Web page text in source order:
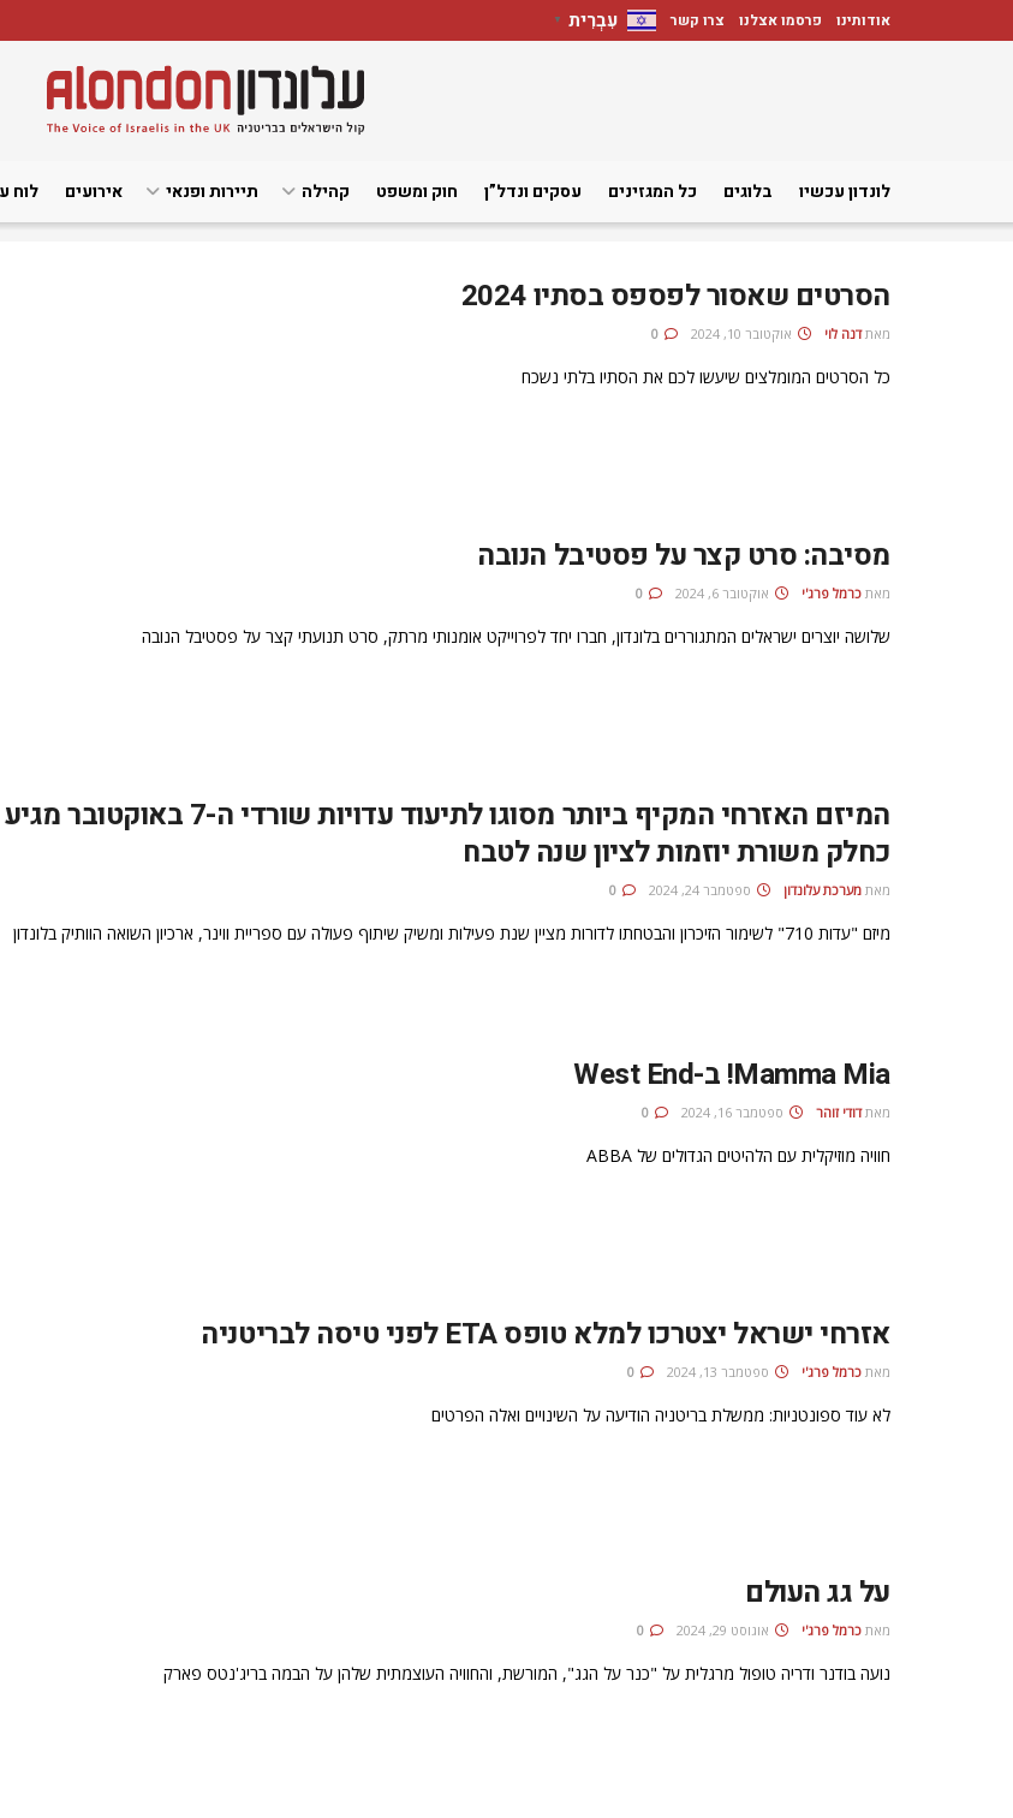
אודותינו פרסמו אצלנו צרו קשר עִבְרִית ▼
לונדון עכשיו בלוגים כל המגזינים עסקים ונדל”ן חוק ומשפט קהילה תיירות ופנאי אירועים לוח
הסרטים שאסור לפספס בסתיו 2024
מאת דנה לוי אוקטובר 10, 2024
כל הסרטים המומלצים שיעשו לכם את הסתיו בלתי נשכח
מסיבה: סרט קצר על פסטיבל הנובה
מאת כרמל פרג'י אוקטובר 6, 2024
שלושה יוצרים ישראלים המתגוררים בלונדון, חברו יחד לפרוייקט אומנותי מרתק, סרט תנועתי קצר על פסטיבל הנובה
המיזם האזרחי המקיף ביותר מסוגו לתיעוד עדויות
כחלק משורת יוזמות לציון שנה לטבח
מאת מערכת עלונדון ספטמבר 24, 2024
מיזם "עדות 710" לשימור הזיכרון והבטחתו לדורות מציין שנת פעילות ומשיק שיתוף פעולה עם ספריית ווינר, ארכיון השואה הוותיק בלונדון
Mamma Mia! ב-West End
מאת דודי זוהר ספטמבר 16, 2024
חוויה מוזיקלית עם הלהיטים הגדולים של ABBA
אזרחי ישראל יצטרכו למלא טופס ETA לפני טיסה לבריטניה
מאת כרמל פרג'י ספטמבר 13, 2024
לא עוד ספונטניות: ממשלת בריטניה הודיעה על השינויים ואלה הפרטים
על גג העולם
מאת כרמל פרג'י אוגוסט 29, 2024
נועה בודנר ודריה טופול מרגלית על "כנר על הגג", המורשת, והחוויה העוצמתית שלהן על הבמה בריג'נטס פארק